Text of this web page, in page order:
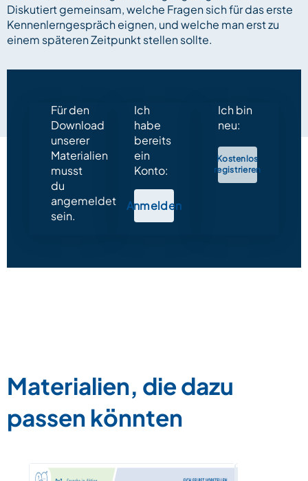
Diskutiert gemeinsam, welche Fragen sich für das erste
Kennenlerngespräch eignen, und welche man erst zu
einem späteren Zeitpunkt stellen sollte.
Für den
Download
unserer
Materialien
musst
du
angemeldet
sein.
Ich
habe
bereits
ein
Konto:
Anmelden
Ich bin
neu:
Kostenlos
registrieren
Materialien, die dazu
passen könnten